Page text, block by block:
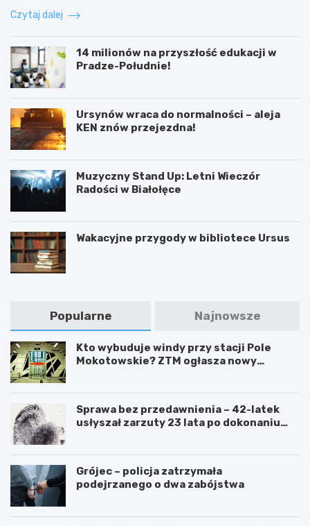
Czytaj dalej
14 milionów na przyszłość edukacji w
Pradze-Południe!
Ursynów wraca do normalności – aleja
KEN znów przejezdna!
Muzyczny Stand Up: Letni Wieczór
Radości w Białołęce
Wakacyjne przygody w bibliotece Ursus
Popularne Najnowsze
Kto wybuduje windy przy stacji Pole
Mokotowskie? ZTM ogłasza nowy
Sprawa bez przedawnienia – 42-latek
usłyszał zarzuty 23 lata po dokonaniu
Grójec – policja zatrzymała
podejrzanego o dwa zabójstwa